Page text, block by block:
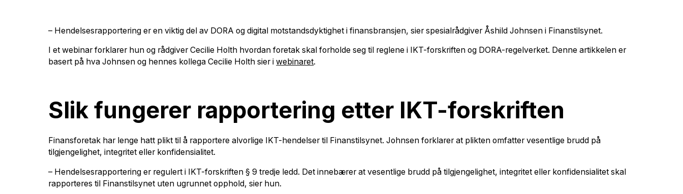
– Hendelsesrapportering er en viktig del av DORA og digital motstandsdyktighet i finansbransjen, sier spesialrådgiver Åshild Johnsen i Finanstilsynet.
I et webinar forklarer hun og rådgiver Cecilie Holth hvordan foretak skal forholde seg til reglene i IKT-forskriften og DORA-regelverket. Denne artikkelen er
basert på hva Johnsen og hennes kollega Cecilie Holth sier iwebinaret.
Slik fungerer rapportering etter IKT-forskriften
Finansforetak har lenge hatt plikt til å rapportere alvorlige IKT-hendelser til Finanstilsynet. Johnsen forklarer at plikten omfatter vesentlige brudd på
tilgjengelighet, integritet eller konfidensialitet.
– Hendelsesrapportering er regulert i IKT-forskriften § 9 tredje ledd. Det innebærer at vesentlige brudd på tilgjengelighet, integritet eller konfidensialitet skal
rapporteres til Finanstilsynet uten ugrunnet opphold, sier hun.